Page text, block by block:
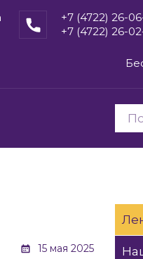
+7 (4722) 26-
+7 (4722) 26-
15 мая 2025